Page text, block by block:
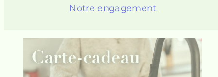
Notre engagement